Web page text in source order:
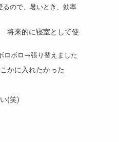
るので、暑いとき、効率
将来的に寝室として使
ロボロ→張り替えました
かに入れたかった
(笑)